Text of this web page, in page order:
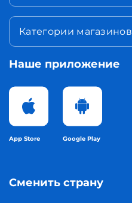
Категории магазинов
Наше приложение
App Store Google Play
Сменить страну